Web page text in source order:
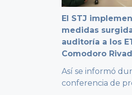
El STJ
medidas
auditoría a los
Comodoro
Así se informó
conferencia de